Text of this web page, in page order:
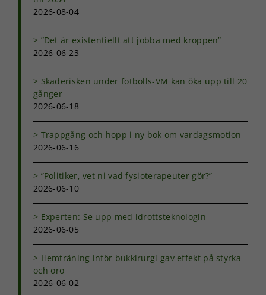
2026-08-04
”Det är existentiellt att jobba med kroppen”
2026-06-23
Skaderisken under fotbolls-VM kan öka upp till 20
gånger
2026-06-18
Trappgång och hopp i ny bok om vardagsmotion
2026-06-16
”Politiker, vet ni vad fysioterapeuter gör?”
2026-06-10
Experten: Se upp med idrottsteknologin
2026-06-05
Hemträning inför bukkirurgi gav effekt på styrka
och oro
2026-06-02
och
baserat på
hur
Upplevelse
hemsida ska
prestera så
Om du nekar
kakorna
kommer viss